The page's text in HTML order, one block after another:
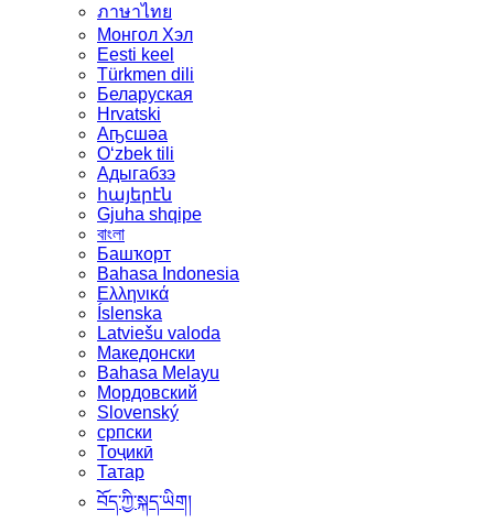
ภาษาไทย
Монгол Хэл
Eesti keel
Türkmen dili
Беларуская
Hrvatski
Аҧсшәа
Oʻzbek tili
Адыгабзэ
հայերէն
Gjuha shqipe
বাংলা
Башҡорт
Bahasa Indonesia
Ελληνικά
Íslenska
Latviešu valoda
Македонски
Bahasa Melayu
Мордовский
Slovenský
српски
Тоҷикӣ
Татар
བོད་ཀྱི་སྐད་ཡིག།